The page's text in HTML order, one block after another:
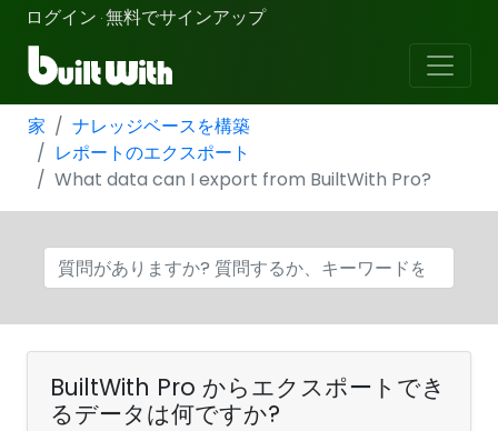
ログイン ·無料でサインアップ
家
ナレッジベースを構築
レポートのエクスポート
What data can I export from BuiltWith Pro?
BuiltWith Pro からエクスポートでき
るデータは何ですか?